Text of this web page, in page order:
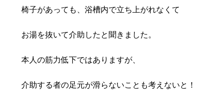
椅子があっても、浴槽内で立ち上がれなくて
お湯を抜いて介助したと聞きました。
本人の筋力低下ではありますが、
介助する者の足元が滑らないことも考えないと！